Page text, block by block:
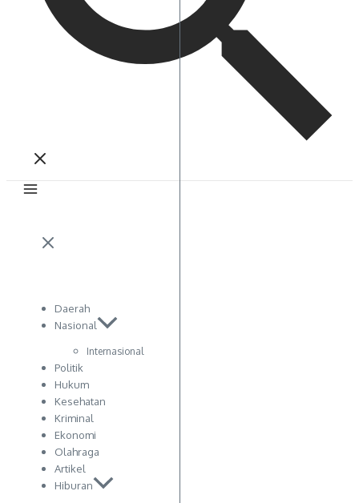
Daerah
Nasional
Internasional
Politik
Hukum
Kesehatan
Kriminal
Ekonomi
Olahraga
Artikel
Hiburan